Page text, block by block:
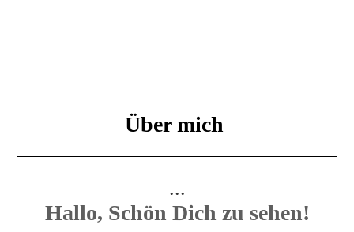
Über mich
...
Hallo, Schön Dich zu sehen!